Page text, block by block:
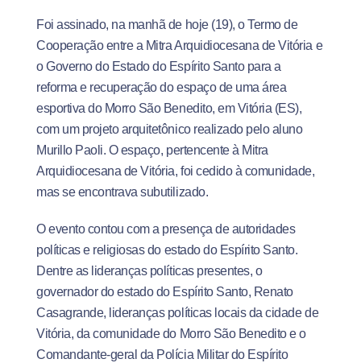
Foi assinado, na manhã de hoje (19), o Termo de
Cooperação entre a Mitra Arquidiocesana de Vitória e
o Governo do Estado do Espírito Santo para a
reforma e recuperação do espaço de uma área
esportiva do Morro São Benedito, em Vitória (ES),
com um projeto arquitetônico realizado pelo aluno
Murillo Paoli. O espaço, pertencente à Mitra
Arquidiocesana de Vitória, foi cedido à comunidade,
mas se encontrava subutilizado.
O evento contou com a presença de autoridades
políticas e religiosas do estado do Espírito Santo.
Dentre as lideranças políticas presentes, o
governador do estado do Espírito Santo, Renato
Casagrande, lideranças políticas locais da cidade de
Vitória, da comunidade do Morro São Benedito e o
Comandante-geral da Polícia Militar do Espírito